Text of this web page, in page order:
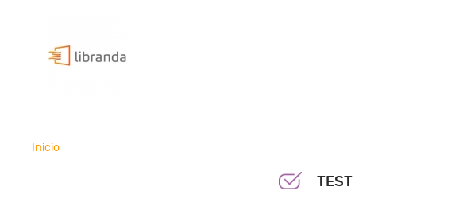
Inicio
TEST